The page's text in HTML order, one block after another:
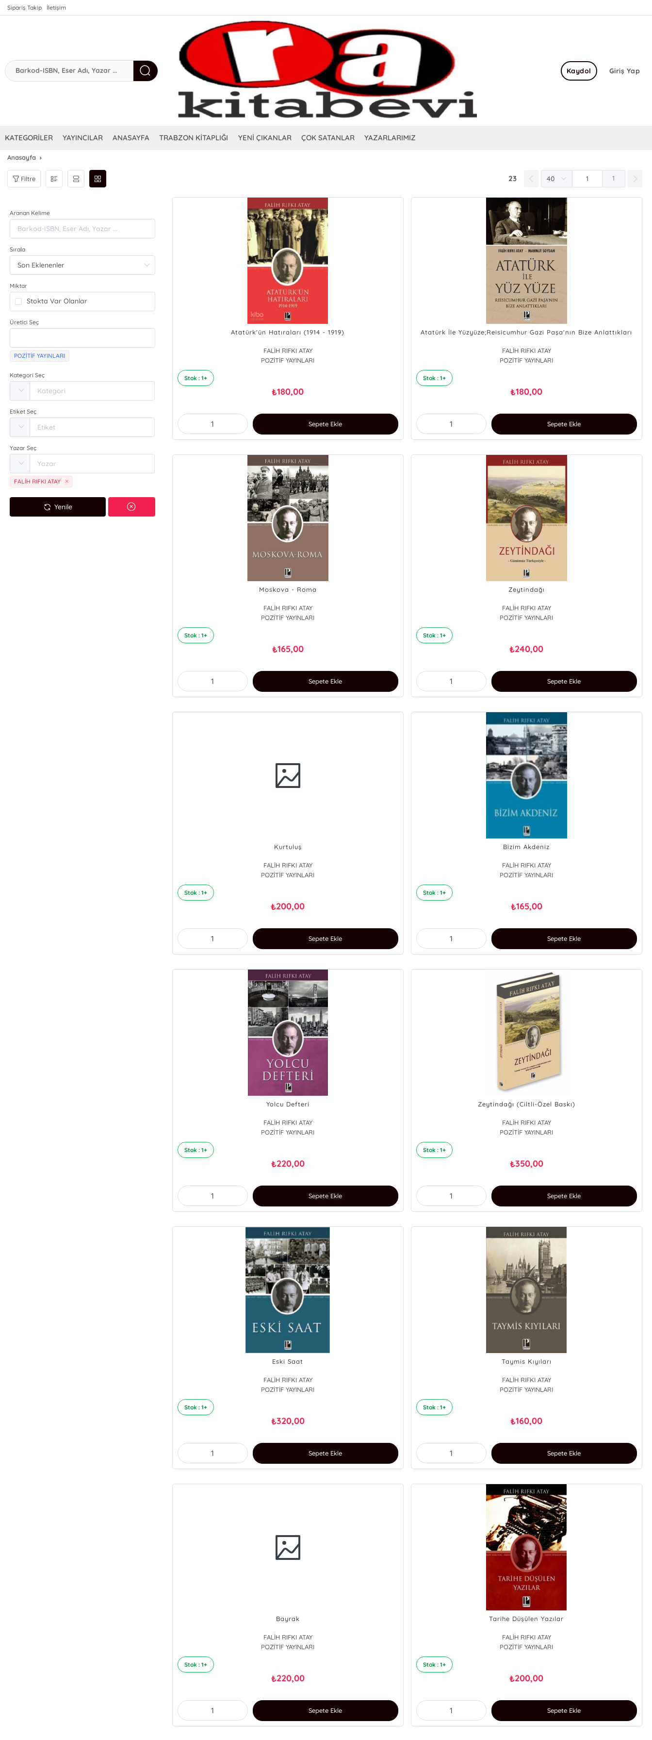
Sipariş Takip İletişim
Giriş Yap
Kaydol
KATEGORİLER YAYINCILAR ANASAYFA TRABZON KİTAPLIĞI YENİ ÇIKANLAR ÇOK SATANLAR YAZARLARIMIZ
Anasayfa
Filtre 23 1
Aranan Kelime
Sırala
Miktar
Stokta Var Olanlar
Üretici Seç
POZİTİF YAYINLARI
Kategori Seç
Etiket Seç
Yazar Seç
FALİH RIFKI ATAY
Yenile
Atatürk'ün Hatıraları (1914 - 1919)
FALİH RIFKI ATAY
POZİTİF YAYINLARI
Stok : 1+
₺180,00
Sepete Ekle
Atatürk İle Yüzyüze;Reisicumhur Gazi Paşa'nın Bize Anlattıkları
FALİH RIFKI ATAY
MAHMUT SOYDAN
POZİTİF YAYINLARI
Stok : 1+
₺180,00
Sepete Ekle
Moskova - Roma
FALİH RIFKI ATAY
POZİTİF YAYINLARI
Stok : 1+
₺165,00
Sepete Ekle
Zeytindağı
FALİH RIFKI ATAY
POZİTİF YAYINLARI
Stok : 1+
₺240,00
Sepete Ekle
Kurtuluş
FALİH RIFKI ATAY
POZİTİF YAYINLARI
Stok : 1+
₺200,00
Sepete Ekle
Bizim Akdeniz
FALİH RIFKI ATAY
POZİTİF YAYINLARI
Stok : 1+
₺165,00
Sepete Ekle
Yolcu Defteri
FALİH RIFKI ATAY
POZİTİF YAYINLARI
Stok : 1+
₺220,00
Sepete Ekle
Zeytindağı (Ciltli-Özel Baskı)
FALİH RIFKI ATAY
POZİTİF YAYINLARI
Stok : 1+
₺350,00
Sepete Ekle
Eski Saat
FALİH RIFKI ATAY
POZİTİF YAYINLARI
Stok : 1+
₺320,00
Sepete Ekle
Taymis Kıyıları
FALİH RIFKI ATAY
POZİTİF YAYINLARI
Stok : 1+
₺160,00
Sepete Ekle
Bayrak
FALİH RIFKI ATAY
POZİTİF YAYINLARI
Stok : 1+
₺220,00
Sepete Ekle
Tarihe Düşülen Yazılar
FALİH RIFKI ATAY
POZİTİF YAYINLARI
Stok : 1+
₺200,00
Sepete Ekle